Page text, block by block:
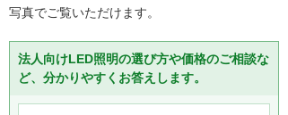
写真でご覧いただけます。
法人向けLED照明の選び方や価格のご相談な
ど、分かりやすくお答えします。